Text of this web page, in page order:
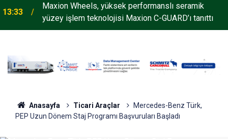
13:33
Maxion Wheels, yüksek performanslı seramik
yüzey işlem teknolojisi Maxion C-GUARD’ı tanıttı
Anasayfa Ticari Araçlar
Mercedes-Benz Türk,
PEP Uzun Dönem Staj Programı Başvuruları Başladı